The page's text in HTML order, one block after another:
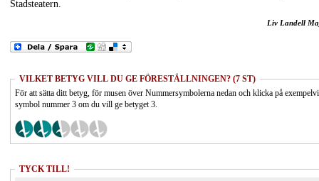
Stadsteatern.
Liv Landell
VILKET BETYG VILL DU GE FÖRESTÄLLNINGEN? (7 ST)
För att sätta ditt betyg, för musen över Nummersymbolerna nedan och klicka på
symbol nummer 3 om du vill ge betyget 3.
TYCK TILL!